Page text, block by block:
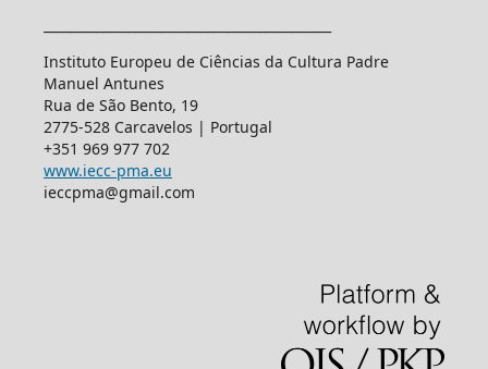
Instituto Europeu de Ciências da Cultura Padre
Manuel Antunes
Rua de São Bento, 19
2775-528 Carcavelos | Portugal
+351 969 977 702
www.iecc-pma.eu
ieccpma@gmail.com